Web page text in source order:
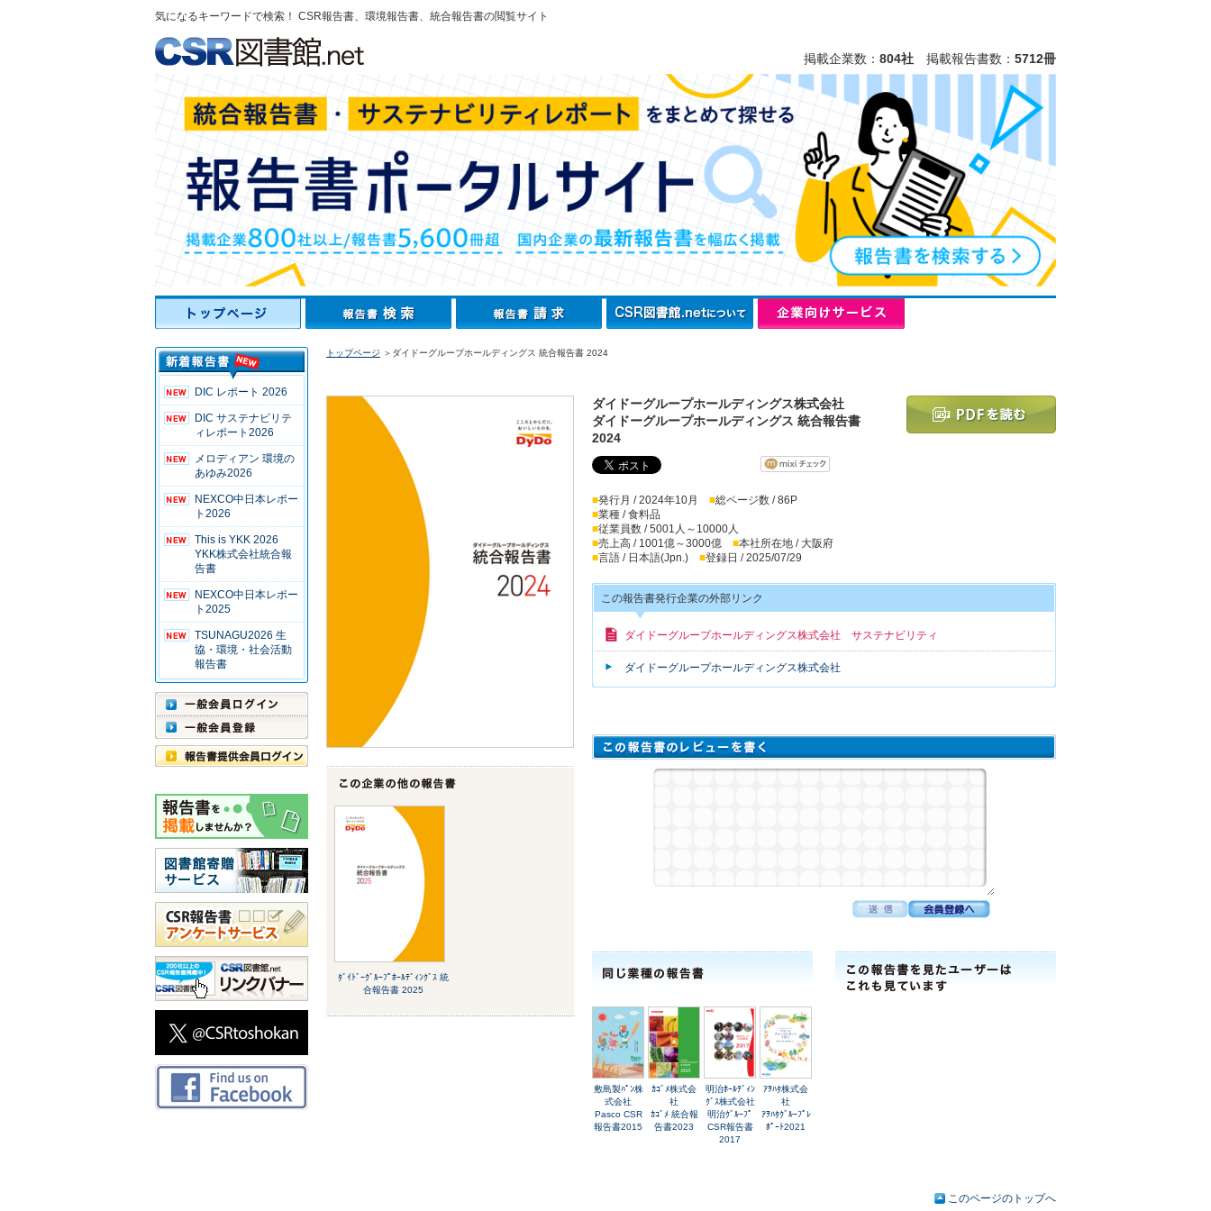
気になるキーワードで検索！ CSR報告書、環境報告書、統合報告書の閲覧サイト
掲載企業数： 804社 掲載報告書数： 5712冊
DIC レポート 2026
DIC サステナビリテ
ィレポート2026
メロディアン 環境の
あゆみ2026
NEXCO中日本レポー
ト2026
This is YKK 2026
YKK株式会社統合報
告書
NEXCO中日本レポー
ト2025
TSUNAGU2026 生
協・環境・社会活動
報告書
トップページ ＞ダイドーグループホールディングス 統合報告書 2024
ﾀﾞｲﾄﾞｰｸﾞﾙｰﾌﾟﾎｰﾙﾃﾞｨﾝｸﾞｽ 統
合報告書 2025
ダイドーグループホールディングス株式会社
ダイドーグループホールディングス 統合報告書
2024
■発行月 / 2024年10月 ■総ページ数 / 86P
■業種 / 食料品
■従業員数 / 5001人～10000人
■売上高 / 1001億～3000億 ■本社所在地 / 大阪府
■言語 / 日本語(Jpn.) ■登録日 / 2025/07/29
この報告書発行企業の外部リンク
ダイドーグループホールディングス株式会社 サステナビリティ
ダイドーグループホールディングス株式会社
敷島製ﾊﾟﾝ株
式会社
Pasco CSR
報告書2015
ｶｺﾞﾒ株式会
社
ｶｺﾞﾒ 統合報
告書2023
明治ﾎｰﾙﾃﾞｨﾝ
ｸﾞｽ株式会社
明治ｸﾞﾙｰﾌﾟ
CSR報告書
2017
ｱｦﾊﾀ株式会
社
ｱｦﾊﾀｸﾞﾙｰﾌﾟﾚ
ﾎﾟｰﾄ2021
このページのトップへ